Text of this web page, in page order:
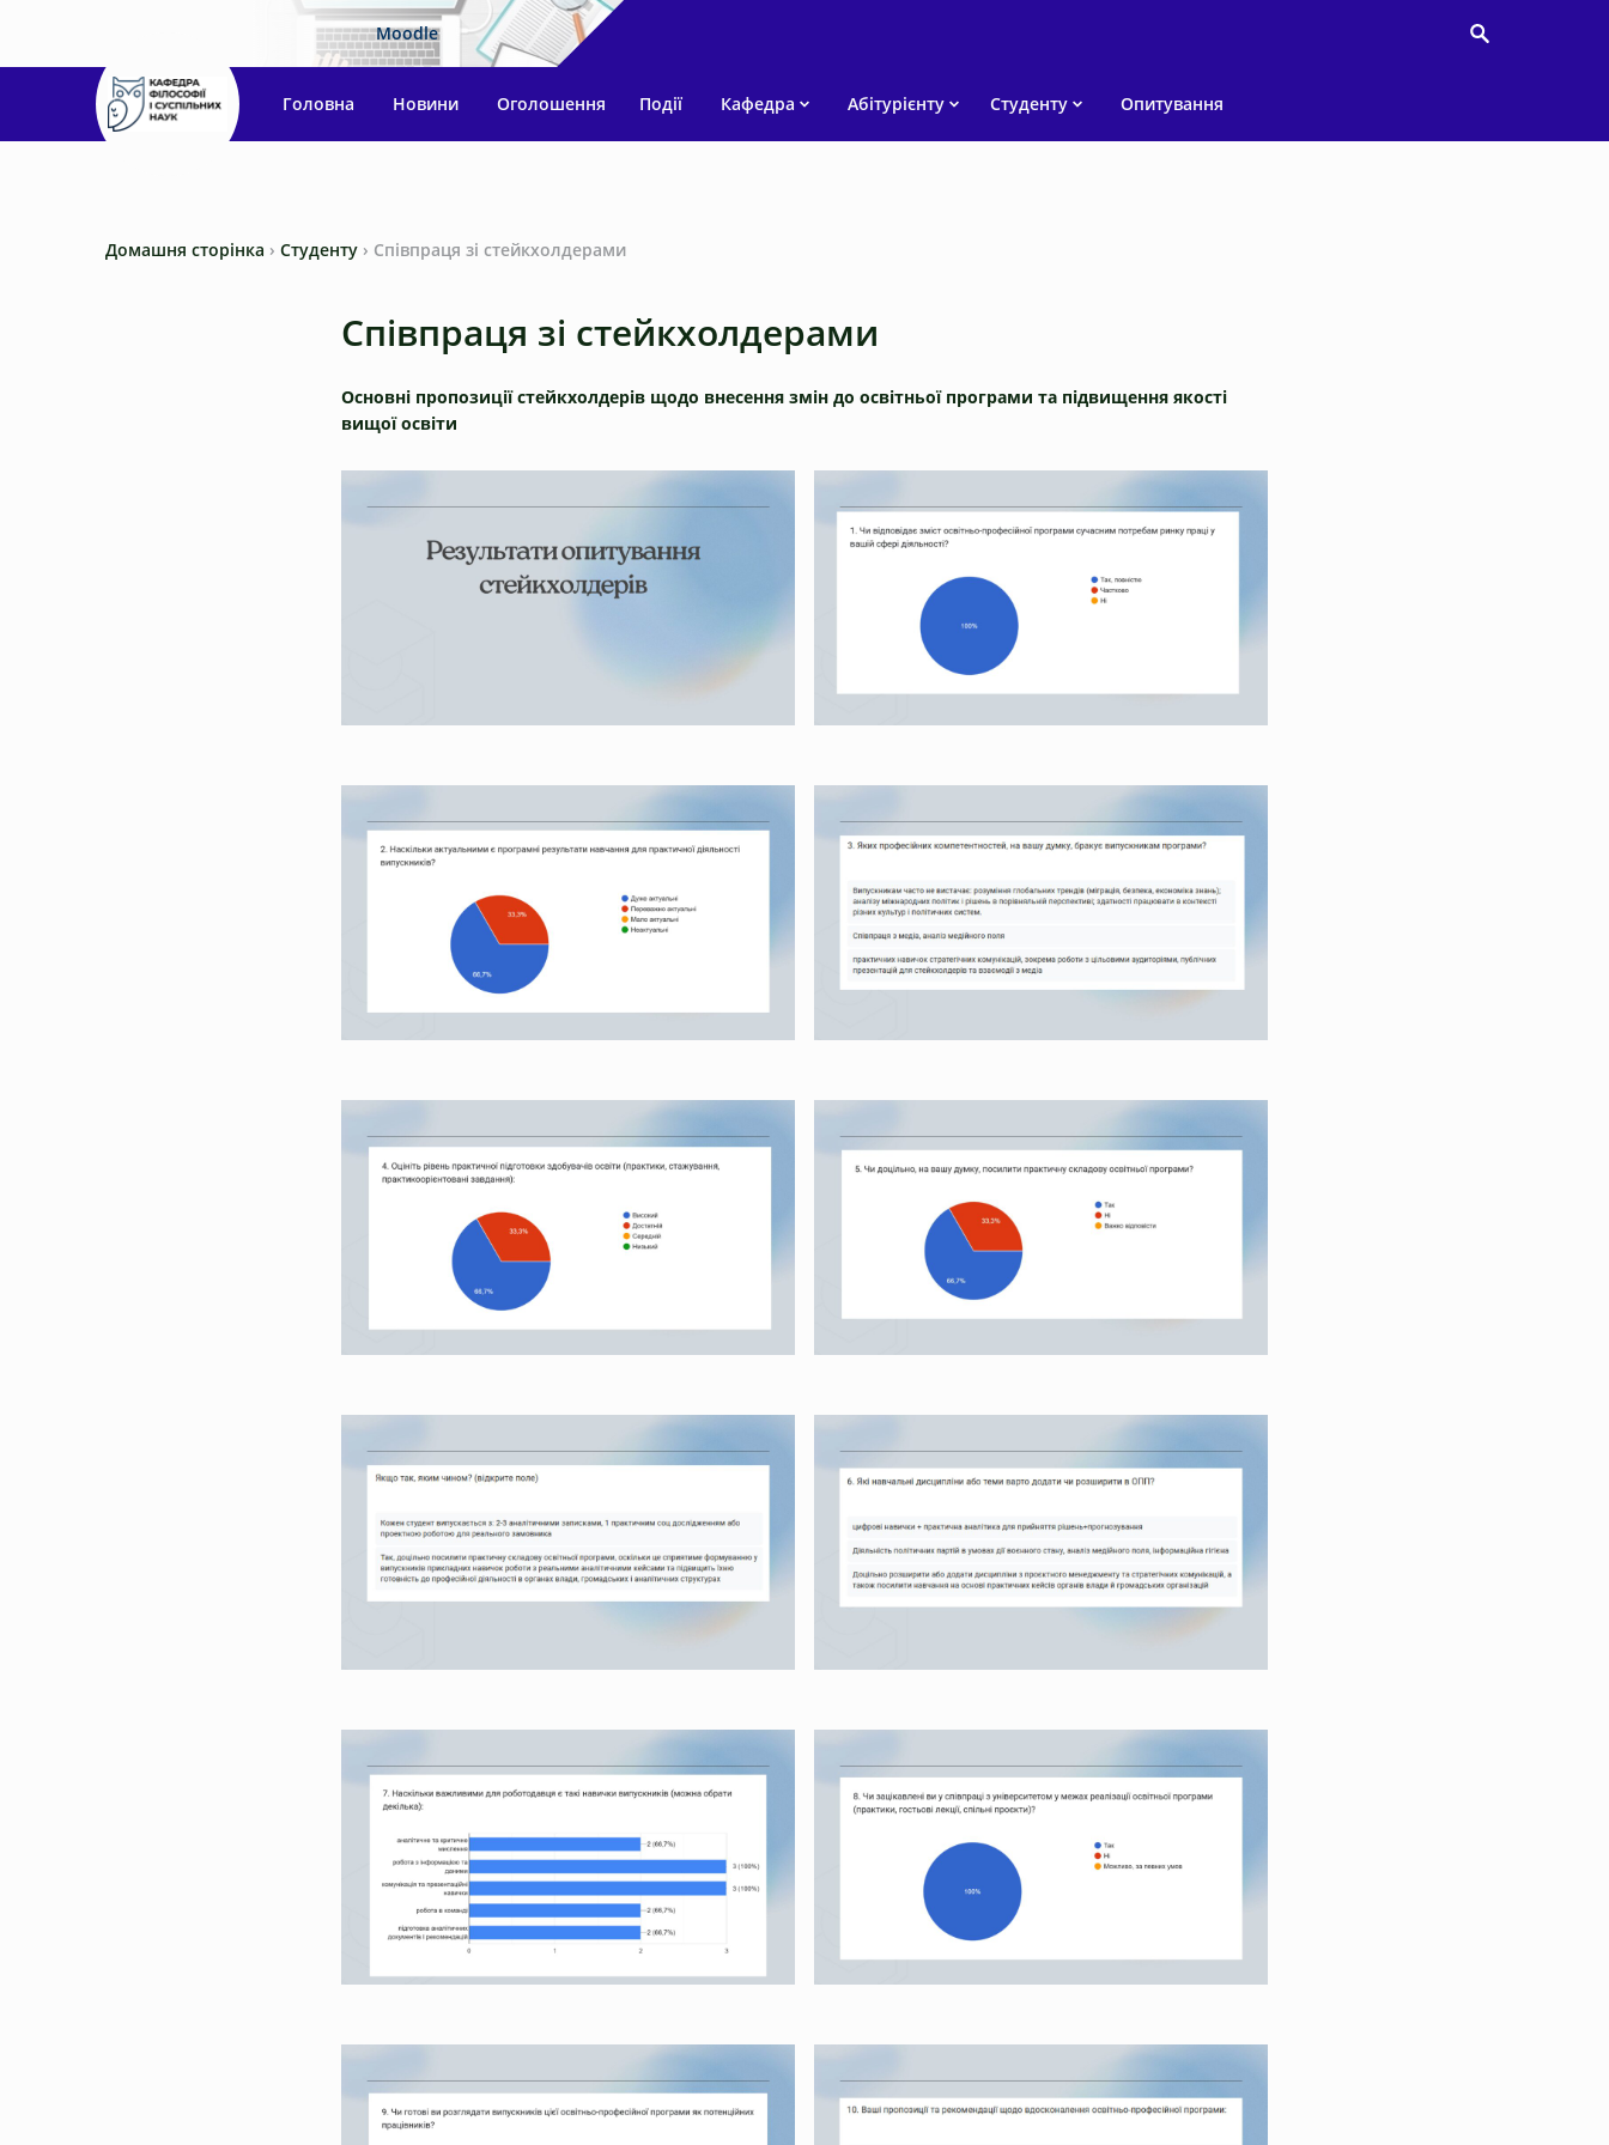
Moodle
Головна Новини Оголошення Події Кафедра Абітурієнту Студенту Опитування
Домашня сторінка › Студенту › Співпраця зі стейкхолдерами
Співпраця зі стейкхолдерами
Основні пропозиції стейкхолдерів щодо внесення змін до освітньої програми та підвищення якості
вищої освіти